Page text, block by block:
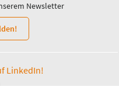
Newsletter
LinkedIn!